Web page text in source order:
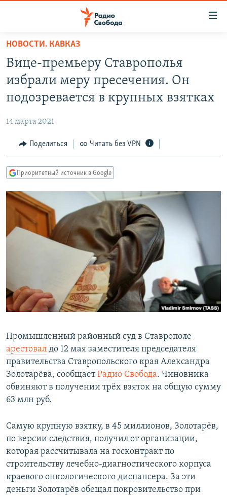
упрощенного
доступа
Вернуться
основному
Вернутся
Вернутся
поиску
ПОДКАСТЫ
АВТОРСКИЕ ПРОЕКТЫ
МНЕНИЯ
КУЛЬТУРА
КАВКАЗ.РЕАЛИИ
СЕВЕР.РЕАЛИИ
СИБИРЬ.РЕАЛИИ
РАСПИСАНИЕ ВЕЩАНИЯ
ПОДПИШИТЕСЬ НА РАССЫЛКУ
СОЦИАЛЬНЫЕ СЕТИ
Все сайты РСЕ/РС
НОВОСТИ. КАВКАЗ
Вице-премьеру Ставрополья
избрали меру пресечения. Он
подозревается в крупных взятках
14 марта 2021
Поделиться Читать без VPN
Приоритетный источник в Google
Промышленный районный суд в Ставрополе
арестовал до 12 мая заместителя председателя
правительства Ставропольского края Александра
Золотарёва, сообщаетРадио Свобода. Чиновника
обвиняют в получении трёх взяток на общую сумму
63 млн руб.
Самую крупную взятку, в 45 миллионов, Золотарёв,
по версии следствия, получил от организации,
которая рассчитывала на госконтракт по
строительству лечебно-диагностического корпуса
краевого онкологического диспансера. За эти
деньги Золотарёв обещал покровительство при